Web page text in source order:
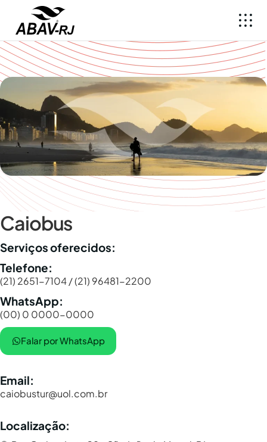
Caiobus
Serviços oferecidos:
Telefone:
(21) 2651-7104 / (21) 96481-2200
WhatsApp:
(00) 0 0000-0000
Falar por WhatsApp
Email:
caiobustur@uol.com.br
Localização: